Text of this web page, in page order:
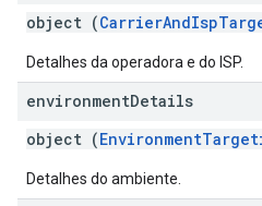
object (
Detalhes da operadora e do ISP.
environmentDetails
object (
Detalhes do ambiente.